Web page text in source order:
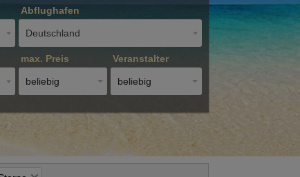
Abflughafen
Deutschland
max. Preis
beliebig
Veranstalter
beliebig